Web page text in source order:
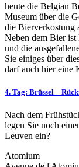
heute die Belgian
Museum über die
die Bierverkostung
Neben dem Bier ist
und die
Sie einiges über
darf auch hier eine
4. Tag: Brüssel –
Nach dem
legen Sie noch
Leuven ein?
Atomium